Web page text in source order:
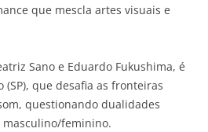
que mescla artes visuais e
Sano e Eduardo Fukushima, é
(SP), que desafia as fronteiras
questionando dualidades
feminino.